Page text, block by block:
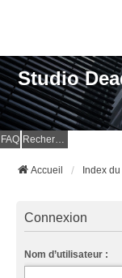
Studio
FAQ Rechercher
Accueil Index
Connexion
Nom d’utilisateur :